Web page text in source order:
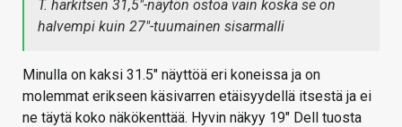
T. harkitsen 31,5"-näytön ostoa vain koska se on
halvempi kuin 27"-tuumainen sisarmalli
Minulla on kaksi 31.5" näyttöä eri koneissa ja on
molemmat erikseen käsivarren etäisyydellä itsestä ja ei
ne täytä koko näkökenttää. Hyvin näkyy 19" Dell tuosta